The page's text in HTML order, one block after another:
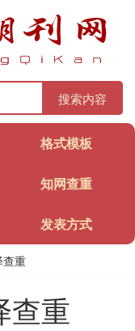
搜索内容
格式模板
知网查重
发表方式
查重
查重